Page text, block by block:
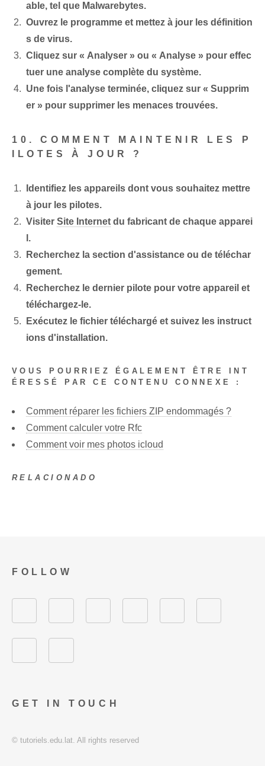
able, tel que Malwarebytes.
Ouvrez le programme et mettez à jour les définition
s de virus.
Cliquez sur « Analyser » ou « Analyse » pour effec
tuer une analyse complète du système.
Une fois l'analyse terminée, cliquez sur « Supprim
er » pour supprimer les menaces trouvées.
10. COMMENT MAINTENIR LES P
ILOTES À JOUR ?
Identifiez les appareils dont vous souhaitez mettre
à jour les pilotes.
Visiter Site Internet du fabricant de chaque apparei
l.
Recherchez la section d'assistance ou de téléchar
gement.
Recherchez le dernier pilote pour votre appareil et
téléchargez-le.
Exécutez le fichier téléchargé et suivez les instruct
ions d'installation.
VOUS POURRIEZ ÉGALEMENT ÊTRE INT
ÉRESSÉ PAR CE CONTENU CONNEXE :
Comment réparer les fichiers ZIP endommagés ?
Comment calculer votre Rfc
Comment voir mes photos icloud
RELACIONADO
GET IN TOUCH
FOLLOW
© tutoriels.edu.lat. All rights reserved